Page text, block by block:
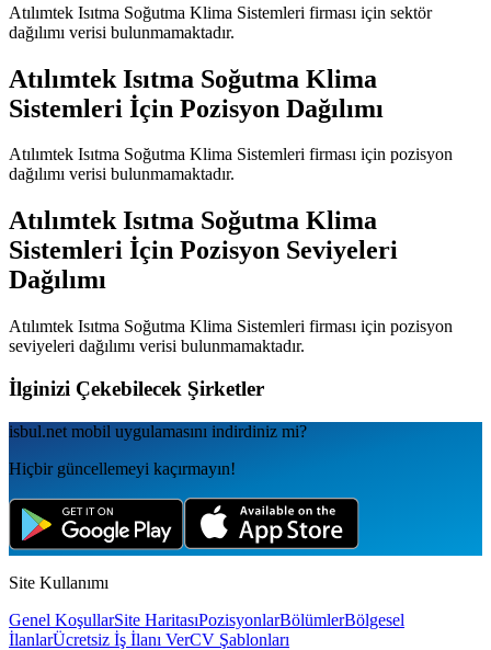
Atılımtek Isıtma Soğutma Klima Sistemleri firması için sektör
dağılımı verisi bulunmamaktadır.
Atılımtek Isıtma Soğutma Klima
Sistemleri İçin Pozisyon Dağılımı
Atılımtek Isıtma Soğutma Klima Sistemleri firması için pozisyon
dağılımı verisi bulunmamaktadır.
Atılımtek Isıtma Soğutma Klima
Sistemleri İçin Pozisyon Seviyeleri
Dağılımı
Atılımtek Isıtma Soğutma Klima Sistemleri firması için pozisyon
seviyeleri dağılımı verisi bulunmamaktadır.
İlginizi Çekebilecek Şirketler
isbul.net mobil uygulamаsını indirdiniz mi?
Hiçbir güncellemeyi kaçırmayın!
Site Kullanımı
Genel KoşullarSite HaritasıPozisyonlarBölümlerBölgesel
İlanlarÜcretsiz İş İlanı VerCV Şablonları